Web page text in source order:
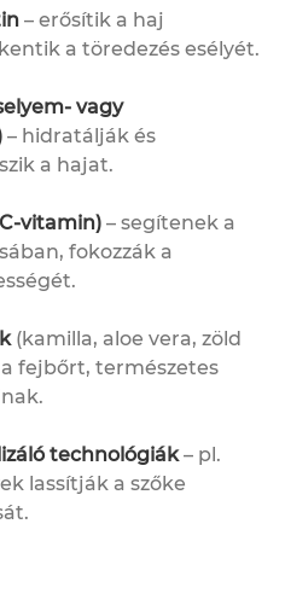
– erősítik a haj
a töredezés esélyét.
vagy
– hidratálják és
a hajat.
vitamin) – segítenek a
fokozzák a
(kamilla, aloe vera, zöld
fejbőrt, természetes
technológiák– pl.
lassítják a szőke